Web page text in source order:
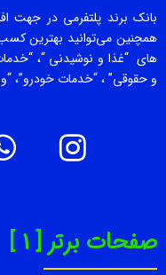
بانک برند پلتفرمی در
همچنین می‌توانید بهترین
های “غذا و نوشیدنی “،
و حقوقی” ، “خدمات خودرو”،
صفحات برتر [ 1 ]